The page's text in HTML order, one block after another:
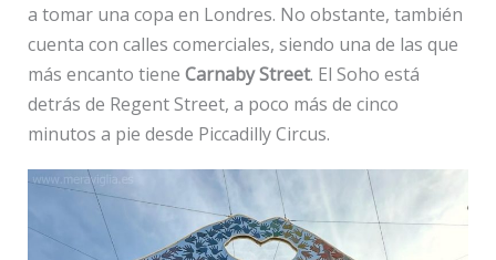
a tomar una copa en Londres. No obstante, también
cuenta con calles comerciales, siendo una de las que
más encanto tiene Carnaby Street. El Soho está
detrás de Regent Street, a poco más de cinco
minutos a pie desde Piccadilly Circus.